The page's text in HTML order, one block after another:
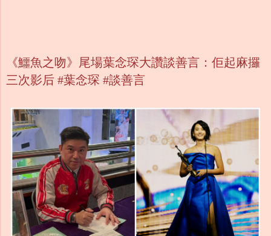
《鱷魚之吻》尾場葉念琛大讚談善言：佢起麻攞
三次影后 #葉念琛 #談善言